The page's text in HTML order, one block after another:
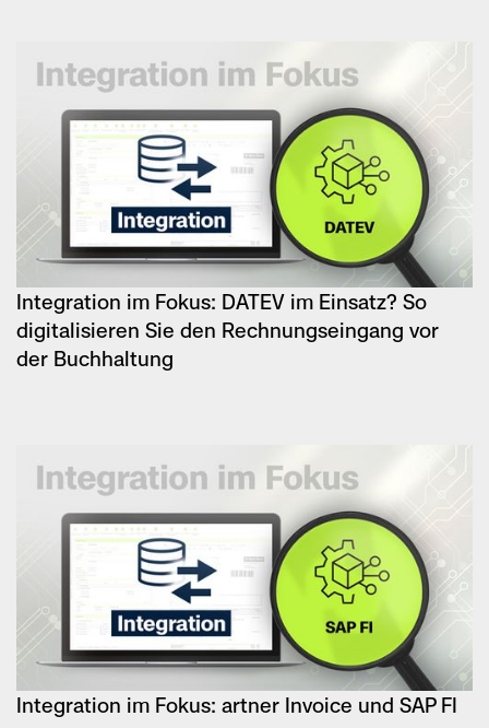
Integration im Fokus: DATEV im Einsatz? So
digitalisieren Sie den Rechnungseingang vor
der Buchhaltung
Integration im Fokus: artner Invoice und SAP FI